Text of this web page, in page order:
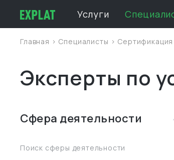
Услуги
Главная > Специалисты > Сертификация
Эксперты по
Сфера деятельности
Поиск сферы деятельности